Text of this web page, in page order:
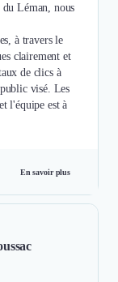
Léman, nous
à travers le
clairement et
de clics à
visé. Les
l'équipe est à
En savoir plus